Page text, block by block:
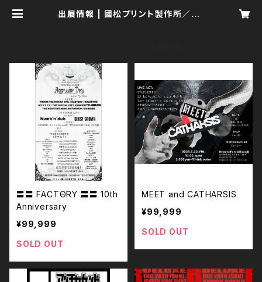
出展情報 | 國松プリント製作所／Ku
〓〓 FACTΘRY 〓〓 10th
Anniversary
¥99,999
SOLD OUT
MEET and CATHARSIS
¥99,999
SOLD OUT